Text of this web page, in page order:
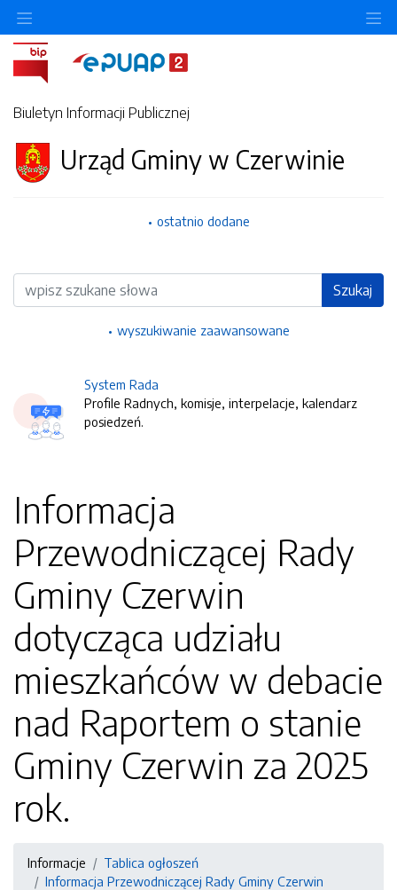
Biuletyn Informacji Publicznej
Urząd Gminy w Czerwinie
ostatnio dodane
Wyszukiwarka Szukaj
wyszukiwanie zaawansowane
System Rada
Profile Radnych, komisje, interpelacje, kalendarz
posiedzeń.
Informacja
Przewodniczącej Rady
Gminy Czerwin
dotycząca udziału
mieszkańców w debacie
nad Raportem o stanie
Gminy Czerwin za 2025
rok.
Informacje
Tablica ogłoszeń
Informacja Przewodniczącej Rady Gminy Czerwin